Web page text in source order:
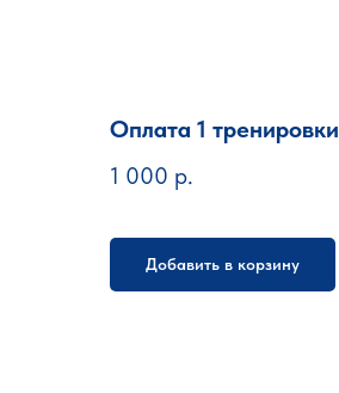
Оплата 1 тренировки
1 000 р.
Добавить в корзину